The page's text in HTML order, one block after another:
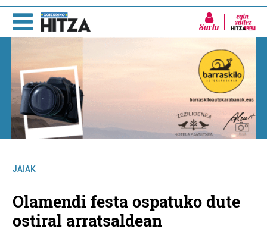
Sartu
JAIAK
Olamendi festa ospatuko dute
ostiral arratsaldean